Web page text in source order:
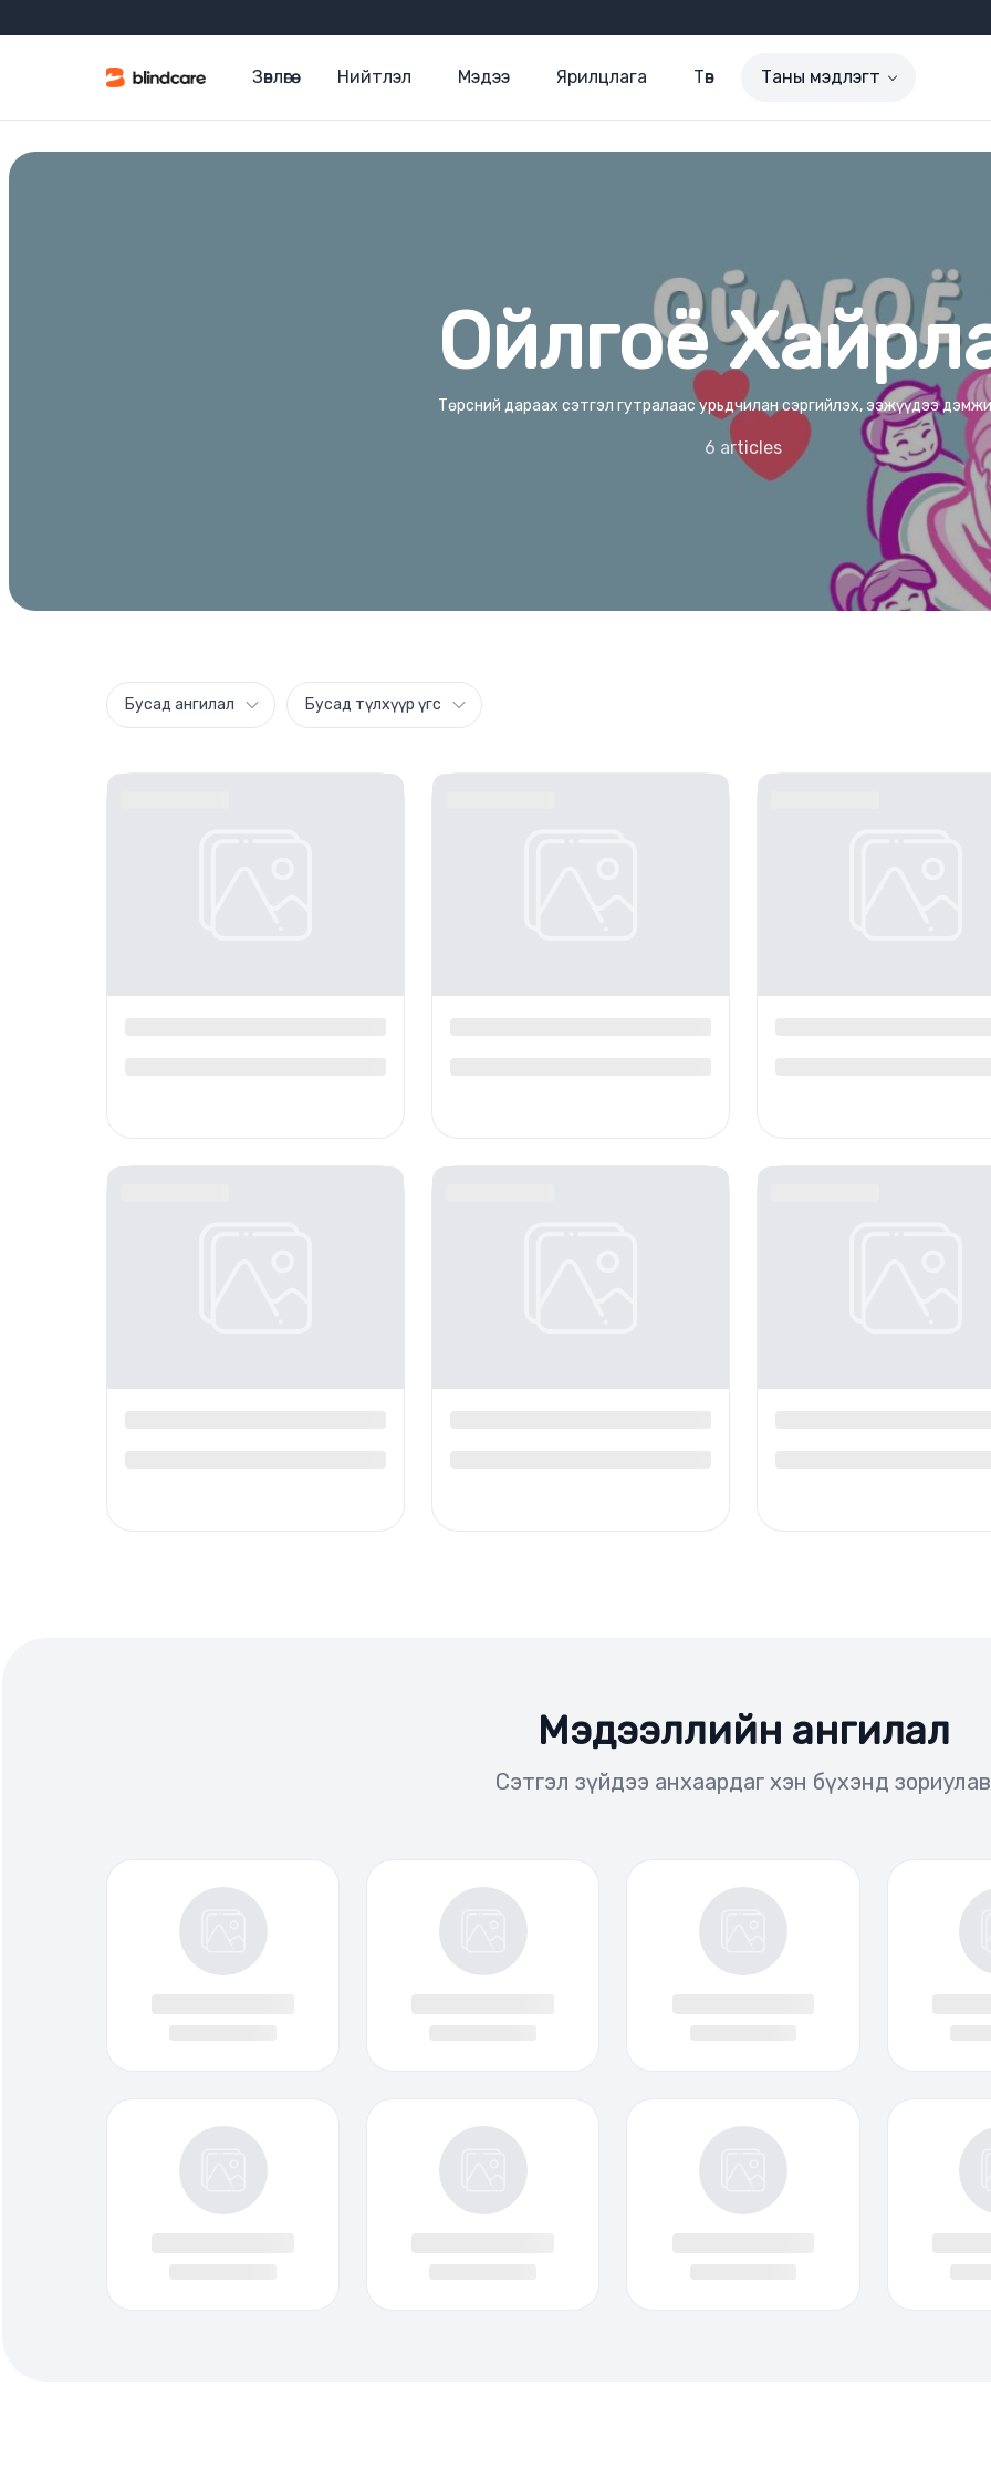
Зөвлөгөө Нийтлэл Мэдээ Ярилцлага Төв Таны мэдлэгт
Ойлгоё
Төрсний дараах сэтгэл гутралаас урьдчилан сэргийлэх, ээжүүдээ
6 articles
Бусад ангилал Бусад түлхүүр үгс
Мэдээллийн ангилал
Сэтгэл зүйдээ анхаардаг хэн бүхэнд зориулав